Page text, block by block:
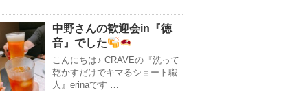
中野さんの歓迎会in『徳
音』でした
こんにちは♪ CRAVEの『洗って
乾かすだけでキマるショート職
人』erinaです …